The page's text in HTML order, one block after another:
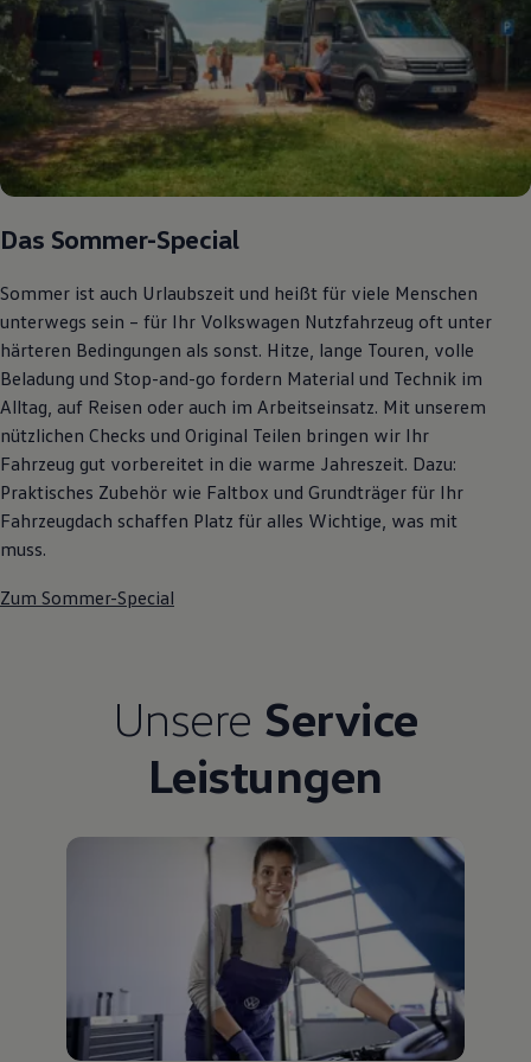
Bulli Magazin
Fahrzeugabholung ab Werk
Uptime
Das Sommer-Special
Sommer ist auch Urlaubszeit und heißt für viele Menschen
unterwegs sein – für Ihr Volkswagen Nutzfahrzeug oft unter
härteren Bedingungen als sonst. Hitze, lange Touren, volle
Beladung und Stop-and-go fordern Material und Technik im
Alltag, auf Reisen oder auch im Arbeitseinsatz. Mit unserem
nützlichen Checks und Original Teilen bringen wir Ihr
Fahrzeug gut vorbereitet in die warme Jahreszeit. Dazu:
Praktisches Zubehör wie Faltbox und Grundträger für Ihr
Fahrzeugdach schaffen Platz für alles Wichtige, was mit
muss.
Zum Sommer-Special
Unsere Service
Leistungen